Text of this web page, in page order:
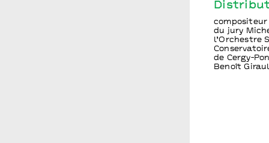
du jury
l’Orchestre
de Cergy-
Benoît